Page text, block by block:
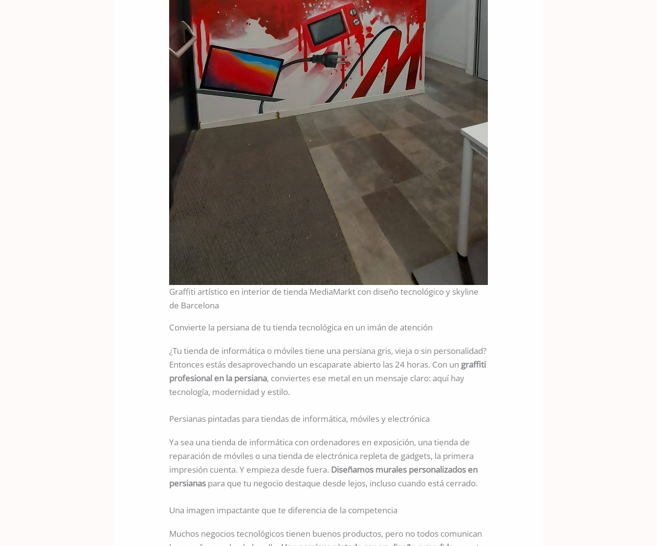
Graffiti artístico en interior de tienda MediaMarkt con diseño tecnológico y skyline
de Barcelona
Convierte la persiana de tu tienda tecnológica en un imán de atención
¿Tu tienda de informática o móviles tiene una persiana gris, vieja o sin personalidad?
Entonces estás desaprovechando un escaparate abierto las 24 horas. Con un graffiti
profesional en la persiana, conviertes ese metal en un mensaje claro: aquí hay
tecnología, modernidad y estilo.
Persianas pintadas para tiendas de informática, móviles y electrónica
Ya sea una tienda de informática con ordenadores en exposición, una tienda de
reparación de móviles o una tienda de electrónica repleta de gadgets, la primera
impresión cuenta. Y empieza desde fuera. Diseñamos murales personalizados en
persianas para que tu negocio destaque desde lejos, incluso cuando está cerrado.
Una imagen impactante que te diferencia de la competencia
Muchos negocios tecnológicos tienen buenos productos, pero no todos comunican